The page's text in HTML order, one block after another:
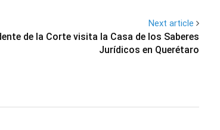
Next article
de la Corte visita la Casa de los Saberes
Jurídicos en Querétaro